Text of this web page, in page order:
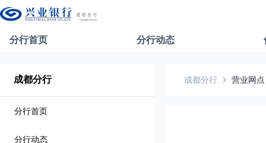
分行首页 分行动态
成都分行
分行首页
分行动态
成都分行 营业网点